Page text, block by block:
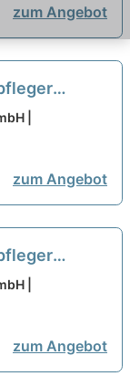
zum Angebot
neu
|
zum Angebot
neu
|
zum Angebot